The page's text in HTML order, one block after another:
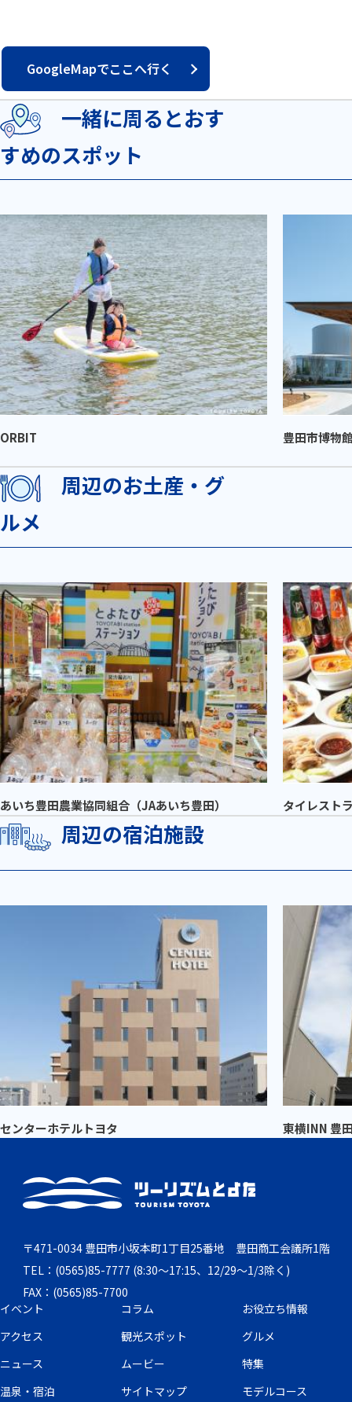
GoogleMapでここへ行く
一緒に周るとおす
すめのスポット
ORBIT 豊田市博物
周辺のお土産・グ
ルメ
あいち豊田農業協同組合（JAあいち豊田） タイレスト
周辺の宿泊施設
センターホテルトヨタ 東横INN 豊
〒471-0034 豊田市小坂本町1丁目25番地 豊田商工会議所1階
TEL：(0565)85-7777 (8:30～17:15、12/29～1/3除く)
FAX：(0565)85-7700
イベント
コラム
お役立ち情報
アクセス
観光スポット
グルメ
ニュース
ムービー
特集
温泉・宿泊
サイトマップ モデルコース